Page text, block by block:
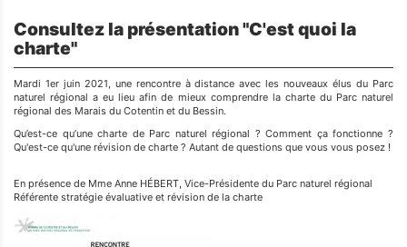
Consultez la présentation "C'est quoi la
charte"
Mardi 1er juin 2021, une rencontre à distance avec les nouveaux élus du Parc
naturel régional a eu lieu afin de mieux comprendre la charte du Parc naturel
régional des Marais du Cotentin et du Bessin.
Qu’est-ce qu’une charte de Parc naturel régional ? Comment ça fonctionne ?
Qu'est-ce qu'une révision de charte ? Autant de questions que vous vous posez !
En présence de Mme Anne HÉBERT, Vice-Présidente du Parc naturel régional
Référente stratégie évaluative et révision de la charte